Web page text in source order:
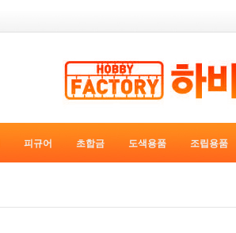
피규어 초합금 도색용품 조립용품